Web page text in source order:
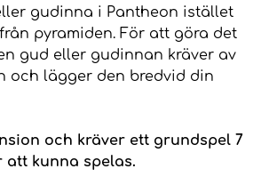
gudinna i Pantheon istället
pyramiden. För att göra det
gud eller gudinnan kräver av
och lägger den bredvid din
och kräver ett grundspel 7
att kunna spelas.